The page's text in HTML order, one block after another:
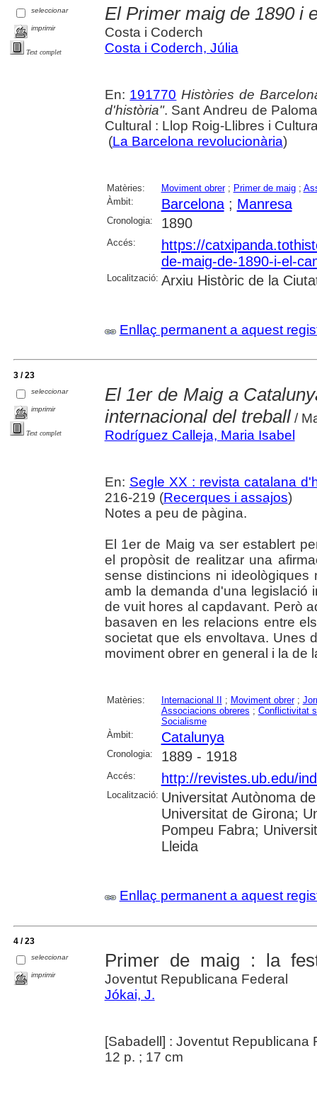
seleccionar
imprimir
Text complet
El Primer maig de 1890 i
Costa i Coderch
Costa i Coderch, Júlia
En: 191770 Històries de
d'història". Sant Andreu de
Cultural : Llop Roig-Llibres i
(La Barcelona revolucionària)
Matèries: Moviment obrer; Primer de maig;
Àmbit:
Barcelona; Manresa
Cronologia: 1890
Accés:
https://
de-maig-de-1890-i-el-
Localització: Arxiu Històric de la
Enllaç permanent a aquest
3 / 23
seleccionar
imprimir
Text complet
El 1er de Maig a
internacional del treball/
Rodríguez Calleja, Maria Isabel
En: Segle XX : revista catalana
216-219 (Recerques i assajos)
Notes a peu de pàgina.
El 1er de Maig va ser establert
el propòsit de realitzar una
sense distincions ni
amb la demanda d'una legislació
de vuit hores al capdavant. Però
basaven en les relacions entre
societat que els envoltava. Unes
moviment obrer en general i la de
Matèries: Internacional II ; Moviment obrer;
Associacions obreres ; Conflictivitat
Socialisme
Àmbit:
Catalunya
Cronologia: 1889 - 1918
Accés: http://revistes.ub.edu/
Localització: Universitat Autònoma
Universitat de Girona;
Pompeu Fabra;
Lleida
Enllaç permanent a aquest
4 / 23
seleccionar
imprimir
Primer de maig : la
Joventut Republicana Federal
Jókai, J.
[Sabadell] : Joventut Republicana
12 p. ; 17 cm